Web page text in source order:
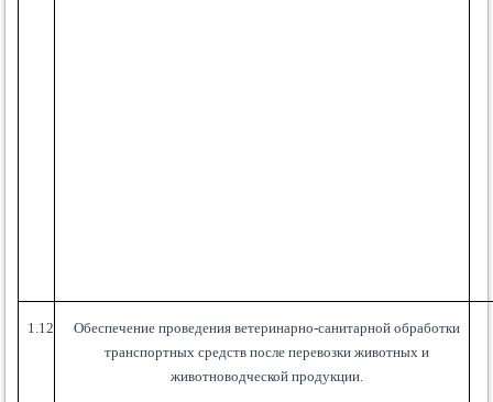
1.12
Обеспечение проведения ветеринарно-санитарной обработки
транспортных средств после перевозки животных и
животноводческой продукции.